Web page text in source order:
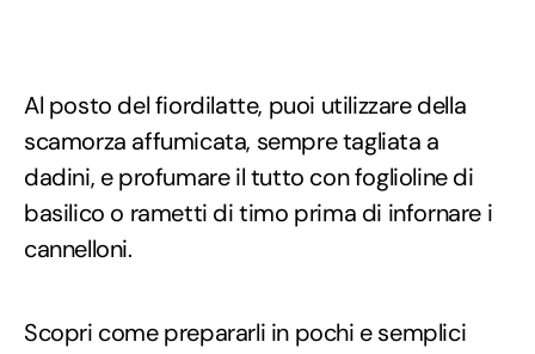
Al posto del fiordilatte, puoi utilizzare della
scamorza affumicata, sempre tagliata a
dadini, e profumare il tutto con foglioline di
basilico o rametti di timo prima di infornare i
cannelloni.
Scopri come prepararli in pochi e semplici